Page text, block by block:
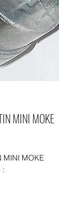
MINI MOKE
MINI MOKE
: